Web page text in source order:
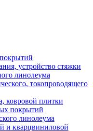
устройство стяжки
линолеума
токопроводящего
ковровой плитки
покрытий
линолеума
и кварцвиниловой